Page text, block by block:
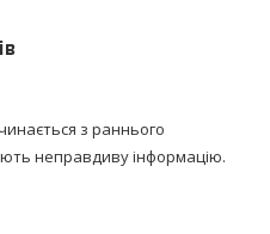
з раннього
неправдиву інформацію.